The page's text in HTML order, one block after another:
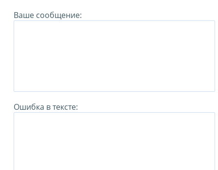
Ваше сообщение:
Ошибка в тексте: